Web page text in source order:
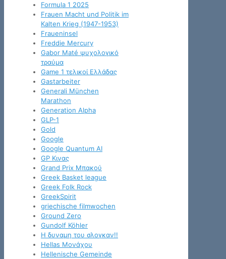
Formula 1 2025
Frauen Macht und Politik im
Kalten Krieg (1947-1953)
Fraueninsel
Freddie Mercury
Gabor Maté ψυχολογικό
τραύμα
Game 1 τελικοί Ελλάδας
Gastarbeiter
Generali München
Marathon
Generation Alpha
GLP-1
Gold
Google
Google Quantum AI
GP Κινας
Grand Prix Μπακού
Greek Basket league
Greek Folk Rock
GreekSpirit
griechische filmwochen
Ground Zero
Gundolf Köhler
H δυναμη του σλογκαν!!
Hellas Μονάχου
Hellenische Gemeinde